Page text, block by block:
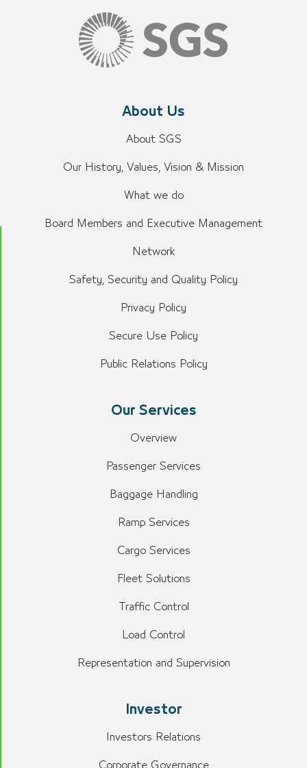
About Us
About SGS
Our History, Values, Vision & Mission
What we do
Board Members and Executive Management
Network
Safety, Security and Quality Policy
Privacy Policy
Secure Use Policy
Public Relations Policy
Our Services
Overview
Passenger Services
Baggage Handling
Ramp Services
Cargo Services
Fleet Solutions
Traffic Control
Load Control
Representation and Supervision
Investor
Investors Relations
Corporate Governance